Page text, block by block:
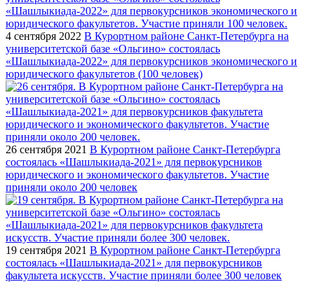
4 сентября 2022 В Курортном районе Санкт-Петербурга на
университетской базе «Ольгино» состоялась
«Шашлыкиада-2022» для первокурсников экономического и
юридического факультетов (100 человек)
26 сентября 2021 В Курортном районе Санкт-Петербурга
состоялась «Шашлыкиада-2021» для первокурсников
юридического и экономического факультетов. Участие
приняли около 200 человек
19 сентября 2021 В Курортном районе Санкт-Петербурга
состоялась «Шашлыкиада-2021» для первокурсников
факультета искусств. Участие приняли более 300 человек